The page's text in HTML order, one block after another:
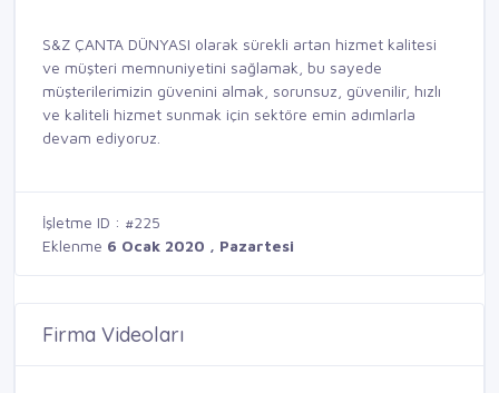
S&Z ÇANTA DÜNYASI olarak sürekli artan hizmet kalitesi
ve müşteri memnuniyetini sağlamak, bu sayede
müşterilerimizin güvenini almak, sorunsuz, güvenilir, hızlı
ve kaliteli hizmet sunmak için sektöre emin adımlarla
devam ediyoruz.
İşletme ID : #225
Eklenme 6 Ocak 2020 , Pazartesi
Firma Videoları